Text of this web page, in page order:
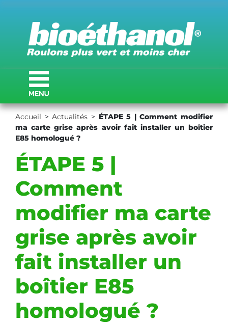
Accueil >Actualités > ÉTAPE 5 | Comment modifier
ma carte grise après avoir fait installer un boîtier
E85 homologué ?
ÉTAPE 5 |
Comment
modifier ma carte
grise après avoir
fait installer un
boîtier E85
homologué ?